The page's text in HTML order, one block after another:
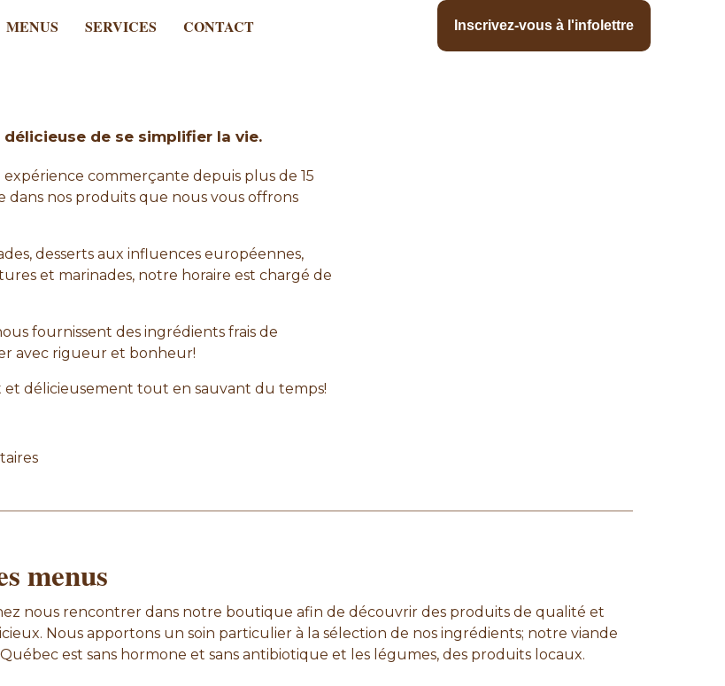
MENUS SERVICES CONTACT Inscrivez-vous à l'infolettre
SERVICES
CONTACT
Inscrivez-vous à l'infolettre
de se simplifier la vie.
commerçante depuis plus de 15
dans nos produits que nous vous offrons
desserts aux influences européennes,
et marinades, notre horaire est chargé de
fournissent des ingrédients frais de
avec rigueur et bonheur!
délicieusement tout en sauvant du temps!
menus
nous rencontrer dans notre boutique afin de découvrir des produits de qualité et
Nous apportons un soin particulier à la sélection de nos ingrédients; notre viande
est sans hormone et sans antibiotique et les légumes, des produits locaux.